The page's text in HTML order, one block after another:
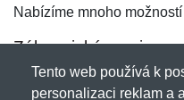
Nabízíme mnoho
Zákaznický servis
Novinky emailem
Tento web používá k
personalizaci reklam a